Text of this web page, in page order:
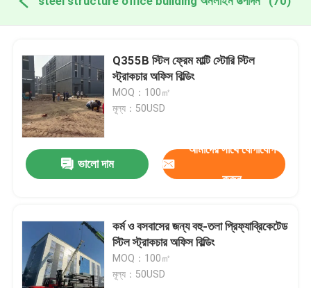
Q355B স্টিল ফ্রেম মাল্টি স্টোরি স্টিল
স্ট্রাকচার অফিস বিল্ডিং
MOQ：100㎡
মূল্য：50USD
ভালো দাম
আমাদের সাথে যোগাযোগ
করুন
কর্ম ও বসবাসের জন্য বহু-তলা প্রিফ্যাব্রিকেটেড
স্টিল স্ট্রাকচার অফিস বিল্ডিং
MOQ：100㎡
মূল্য：50USD